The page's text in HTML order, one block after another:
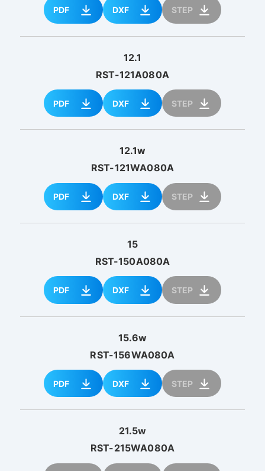
PDF DXF STEP
12.1
RST-121A080A
PDF DXF STEP
12.1w
RST-121WA080A
PDF DXF STEP
15
RST-150A080A
PDF DXF STEP
15.6w
RST-156WA080A
PDF DXF STEP
21.5w
RST-215WA080A